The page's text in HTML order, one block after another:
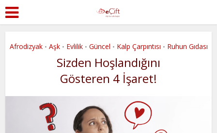
Afrodizyak • Aşk • Evlilik • Güncel • Kalp Çarpıntısı • Ruhun Gıdası
Sizden Hoşlandığını
Gösteren 4 İşaret!